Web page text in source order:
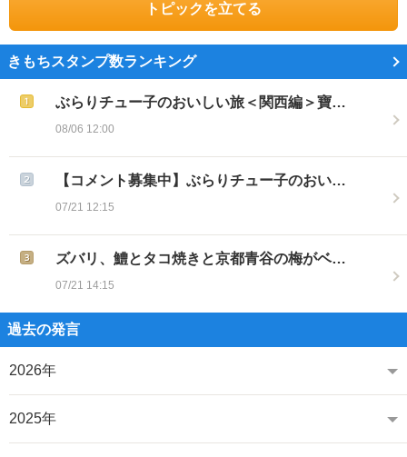
トピックを立てる
きもちスタンプ数ランキング
ぶらりチュー子のおいしい旅＜関西編＞寶…
08/06 12:00
【コメント募集中】ぶらりチュー子のおい…
07/21 12:15
ズバリ、鱧とタコ焼きと京都青谷の梅がベ…
07/21 14:15
過去の発言
2026年
2025年